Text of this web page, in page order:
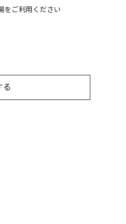
をご利用ください
る